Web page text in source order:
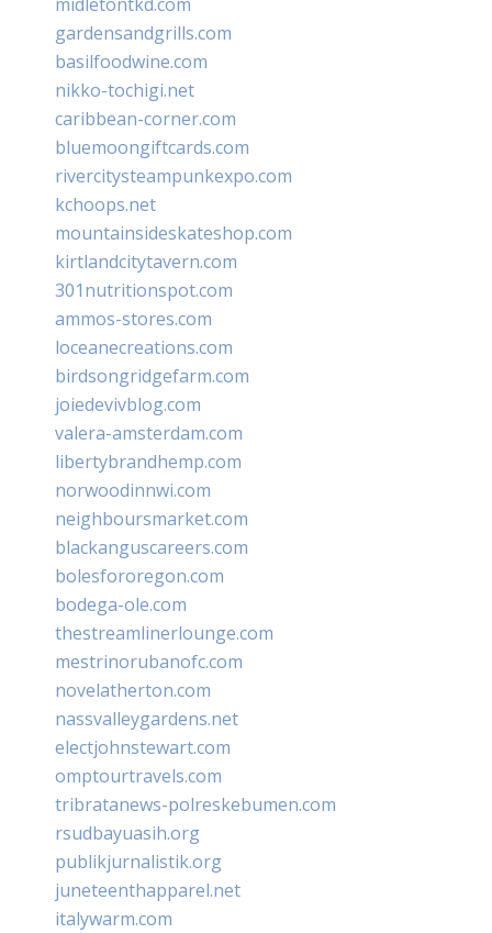
gardensandgrills.com
basilfoodwine.com
nikko-tochigi.net
caribbean-corner.com
bluemoongiftcards.com
rivercitysteampunkexpo.com
kchoops.net
mountainsideskateshop.com
kirtlandcitytavern.com
301nutritionspot.com
ammos-stores.com
loceanecreations.com
birdsongridgefarm.com
joiedevivblog.com
valera-amsterdam.com
libertybrandhemp.com
norwoodinnwi.com
neighboursmarket.com
blackanguscareers.com
bolesfororegon.com
bodega-ole.com
thestreamlinerlounge.com
mestrinorubanofc.com
novelatherton.com
nassvalleygardens.net
electjohnstewart.com
omptourtravels.com
tribratanews-polreskebumen.com
rsudbayuasih.org
publikjurnalistik.org
juneteenthapparel.net
italywarm.com